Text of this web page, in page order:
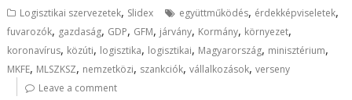
Logisztikai szervezetek, Slidex együttműködés, érdekképviseletek,
fuvarozók, gazdaság, GDP, GFM, járvány, Kormány, környezet,
koronavírus, közúti, logisztika, logisztikai, Magyarország, minisztérium,
MKFE, MLSZKSZ, nemzetközi, szankciók,vállalkozások,verseny
Leave a comment